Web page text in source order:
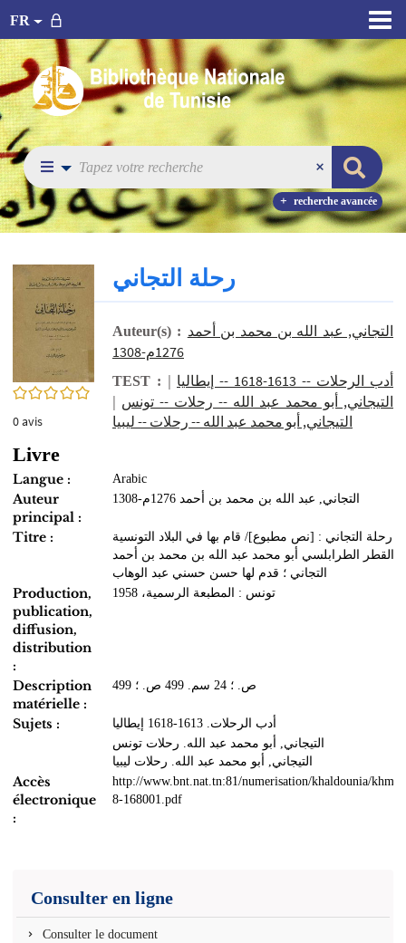
FR
recherche avancée
0/5
0avis
رحلة التجاني
Auteur(s) : التجاني, عبد الله بن محمد بن أحمد
1276م-1308
TEST : أدب الرحلات -- 1613-1618 -- إيطاليا
|
التيجاني, أبو محمد عبد الله -- رحلات -- تونس |
التيجاني, أبو محمد عبد الله -- رحلات -- ليبيا
Livre
Langue : Arabic
Auteur
principal :
التجاني, عبد الله بن محمد بن أحمد 1276م-1308
Titre :
رحلة التجاني : [نص مطبوع]/ قام بها في البلاد التونسية
والقطر الطرابلسي أبو محمد عبد الله بن محمد بن أحمد
التجاني ؛ قدم لها حسن حسني عبد الوهاب
Production,
publication,
diffusion,
distribution
:
تونس : المطبعة الرسمية، 1958
Description
matérielle :
499 ص. ؛ 24 سم. 499 ص. ؛
Sujets :
أدب الرحلات. 1613-1618 إيطاليا
التيجاني, أبو محمد عبد الله. رحلات تونس
التيجاني, أبو محمد عبد الله. رحلات ليبيا
Accès
électronique
:
http://www.bnt.nat.tn:81/numerisation/khaldounia/
8-168001.pdf
Consulter en ligne
Consulter le document